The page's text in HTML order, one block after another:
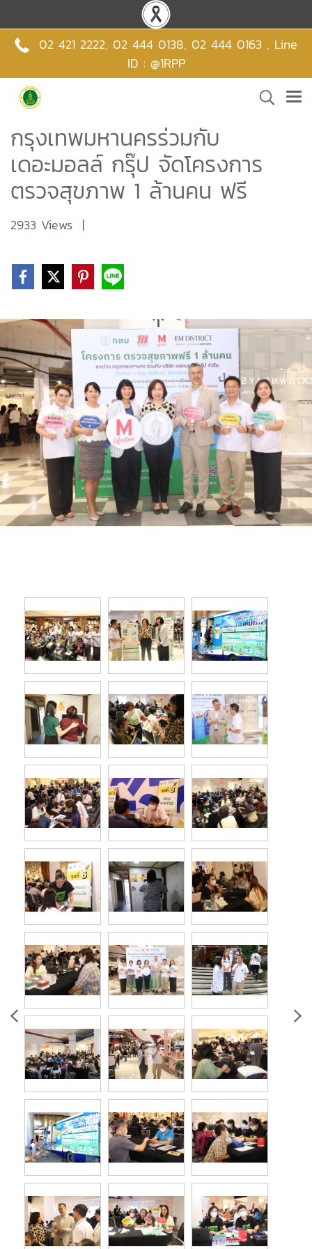
02 421 2222, 02 444 0138, 02 444 0163 , Line
ID : @1RPP
กรุงเทพมหานครร่วมกับ
เดอะมอลล์ กรุ๊ป จัดโครงการ
ตรวจสุขภาพ 1 ล้านคน ฟรี
2933 Views |